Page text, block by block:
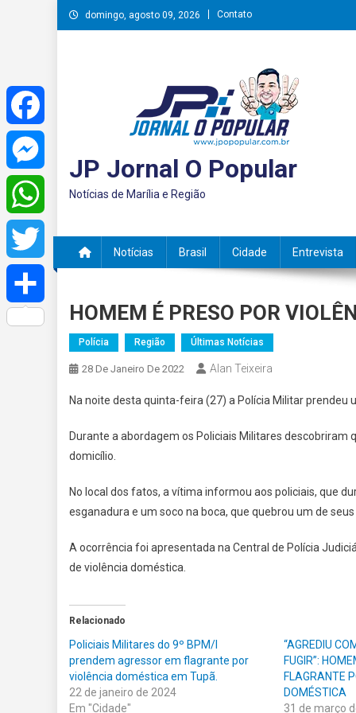
Skip
to
domingo, agosto 09, 2026 Contato
JP Jornal O Popular
Notícias de Marília e Região
Notícias Brasil Cidade Entrevista
HOMEM É PRESO POR
Polícia Região Últimas Notícias
28 De Janeiro De 2022 Alan Teixeira
Na noite desta quinta-feira (27) a Polícia Militar prendeu
Durante a abordagem os Policiais Militares descobriram
domicílio.
No local dos fatos, a vítima informou aos policiais, que
esganadura e um soco na boca, que quebrou um de seus
A ocorrência foi apresentada na Central de Polícia
de violência doméstica.
Relacionado
Policiais Militares do 9º BPM/I
prendem agressor em flagrante por
violência doméstica em Tupã.
22 de janeiro de 2024
Em "Cidade"
“AGREDIU
FUGIR”:
FLAGRANTE
DOMÉSTICA
31 de março
Facebook
Messenger
WhatsApp
Twitter
Share